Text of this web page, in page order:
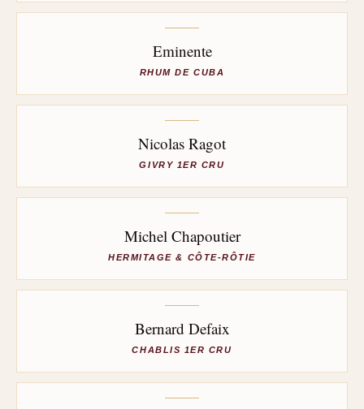
Eminente
RHUM DE CUBA
Nicolas Ragot
GIVRY 1ER CRU
Michel Chapoutier
HERMITAGE & CÔTE-RÔTIE
Bernard Defaix
CHABLIS 1ER CRU